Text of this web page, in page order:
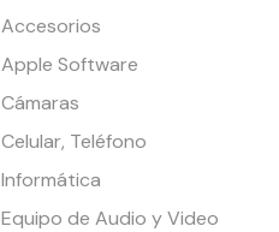
Accesorios
Apple Software
Cámaras
Celular, Teléfono
Informática
Equipo de Audio y Video